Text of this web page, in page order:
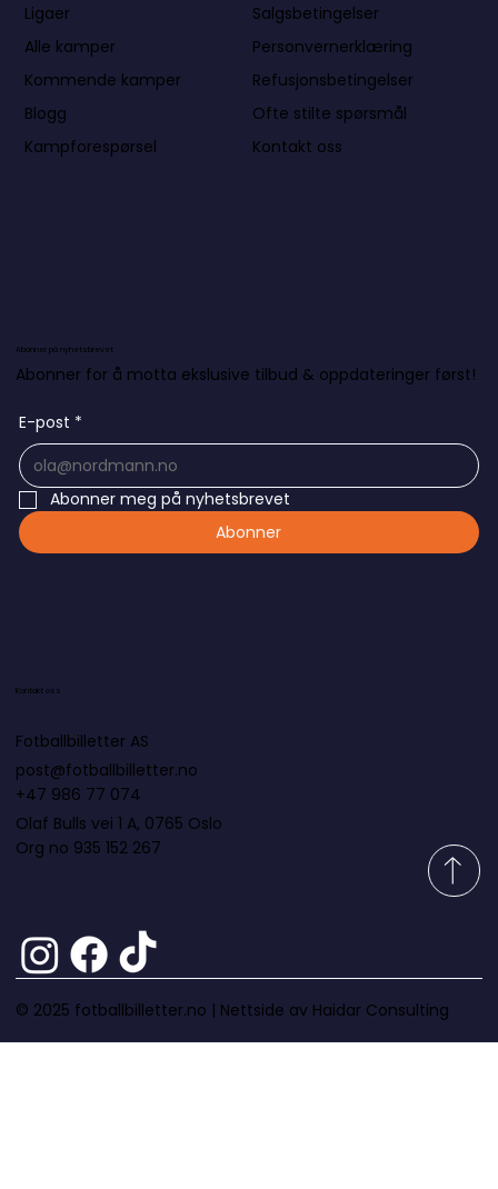
Ligaer
Alle kamper
Kommende kamper
Blogg
Kampforespørsel
Salgsbetingelser
Personvernerklæring
Refusjonsbetingelser
Ofte stilte spørsmål
Kontakt oss
Abonner på nyhetsbrevet
Abonner for å motta ekslusive tilbud & oppdateringer først!
E-post *
Abonner meg på nyhetsbrevet
Abonner
Kontakt oss
Fotballbilletter AS
post@fotballbilletter.no
+47 986 77 074
Olaf Bulls vei 1 A, 0765 Oslo
Org no 935 152 267
© 2025 fotballbilletter.no | Nettside av Haidar Consulting